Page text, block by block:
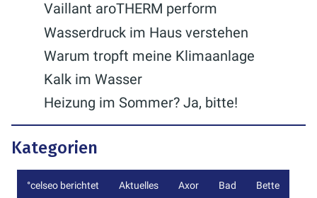
Vaillant aroTHERM perform
Wasserdruck im Haus verstehen
Warum tropft meine Klimaanlage
Kalk im Wasser
Heizung im Sommer? Ja, bitte!
Kategorien
°celseo berichtet Aktuelles Axor Bad Bette